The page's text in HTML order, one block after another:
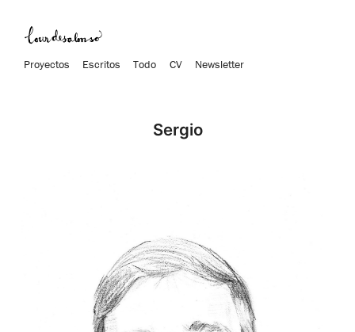
Proyectos Escritos Todo CV Newsletter
Sergio